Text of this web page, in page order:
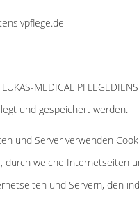
MEDICAL
und gespeichert werden.
und Server verwenden
durch welche Internetseiten
und Servern, den